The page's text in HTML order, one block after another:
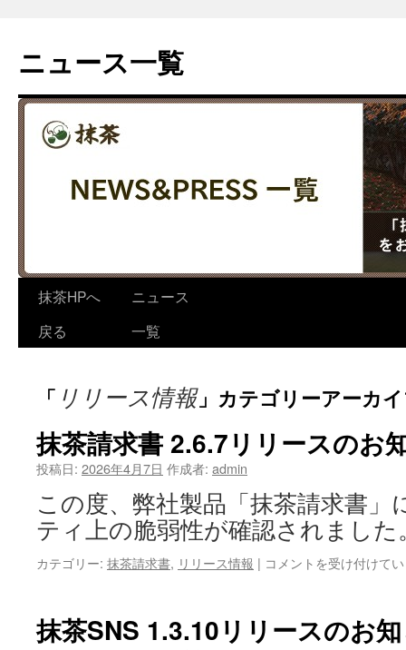
テ
ン
へ
ス
キ
ッ
プ
ニュース一覧
抹茶HPへ
戻る
ニュース
一覧
「 リリース情報」カテゴリーアーカ
抹茶請求書 2.6.7リリースのお
投稿日: 2026年4月7日 作成者: admin
この度、弊社製品「抹茶請求書
ティ上の脆弱性が確認されまし
カテゴリー: 抹茶請求書, リリース情報 | 抹
求
書
コメントを受け付けて
抹茶SNS 1.3.10リリースのお